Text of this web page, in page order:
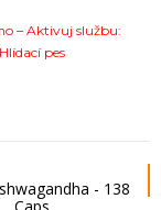
– Aktivuj službu:
Hlídací pes
- 138